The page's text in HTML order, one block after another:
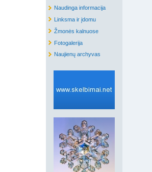
Naudinga informacija
Linksma ir įdomu
Žmonės kalnuose
Fotogalerija
Naujienų archyvas